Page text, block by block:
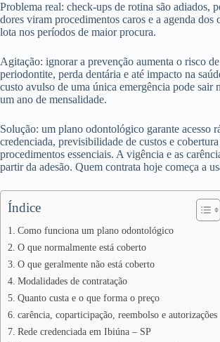
Problema real: check-ups de rotina são adiados,
dores viram procedimentos caros e a agenda dos
lota nos períodos de maior procura.
Agitação: ignorar a prevenção aumenta o risco
periodontite, perda dentária e até impacto na
custo avulso de uma única emergência pode sair
um ano de mensalidade.
Solução: um plano odontológico garante acesso
credenciada, previsibilidade de custos e cobertura
procedimentos essenciais. A vigência e as
partir da adesão. Quem contrata hoje começa a
Índice
Como funciona um plano odontológico
O que normalmente está coberto
O que geralmente não está coberto
Modalidades de contratação
Quanto custa e o que forma o preço
carência, coparticipação, reembolso e autorizações
Rede credenciada em Ibiúna – SP